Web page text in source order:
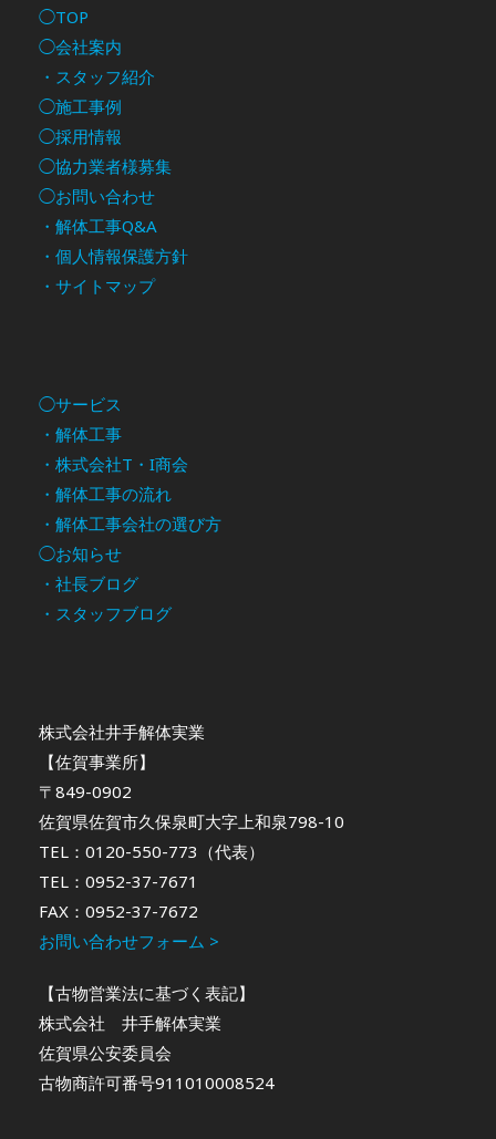
◯TOP
◯会社案内
・スタッフ紹介
◯施工事例
◯採用情報
◯協力業者様募集
◯お問い合わせ
・解体工事Q&A
・個人情報保護方針
・サイトマップ
◯サービス
・解体工事
・株式会社T・I商会
・解体工事の流れ
・解体工事会社の選び方
◯お知らせ
・社長ブログ
・スタッフブログ
株式会社井手解体実業
【佐賀事業所】
〒849-0902
佐賀県佐賀市久保泉町大字上和泉798-10
TEL：0120-550-773（代表）
TEL：0952-37-7671
FAX：0952-37-7672
お問い合わせフォーム >
【古物営業法に基づく表記】
株式会社 井手解体実業
佐賀県公安委員会
古物商許可番号911010008524